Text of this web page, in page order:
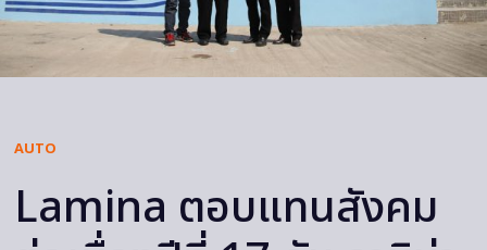
AUTO
Lamina ตอบแทนสังคม